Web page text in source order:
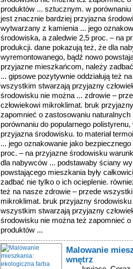
produktów ... sztucznym. w porównaniu
jest znacznie bardziej przyjazna
wytwarzany z kamienia ... jego
środowiska, a zaledwie 2,5 proc. – na
produkcji. dane pokazują też, że dla
wyremontowanego, bądź nowo
przyjazne mieszkańcom, należy
... gipsowe pozytywnie oddziałują też
wszystkim stwarzają przyjazny
środowisku nie można ... zdrowie –
człowiekowi mikroklimat. bruk
zapomnieć o zastosowaniu
porównaniu do popularnego
przyjazna środowisku. to materiał
... jego oznakowanie jako
proc. – na przyjazne środowisku
dla nabywców ... podstawaby ściany
powstającego mieszkania były
zadbać nie tylko o ich ocieplenie.
też na nasze zdrowie – przede
mikroklimat. bruk przyjazny
wszystkim stwarzają przyjazny
środowisku nie można też zapomnieć
produktów ...
Malowanie
wnętrz